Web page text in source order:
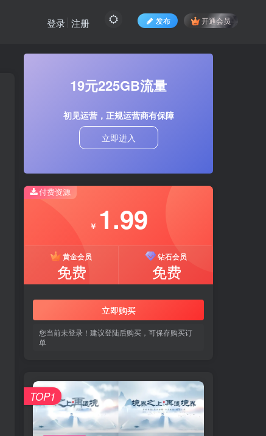
发布 开通会员
登录 注册
19元225GB流量
初见运营，正规运营商有保障
立即进入
付费资源
￥ 1.99
黄金会员
免费
钻石会员
免费
立即购买
您当前未登录！建议登陆后购买，可保存购买订
单
TOP1